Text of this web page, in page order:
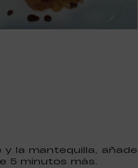
la mantequilla, añade
5 minutos más.